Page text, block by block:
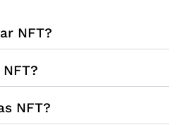
NFT?
NFT?